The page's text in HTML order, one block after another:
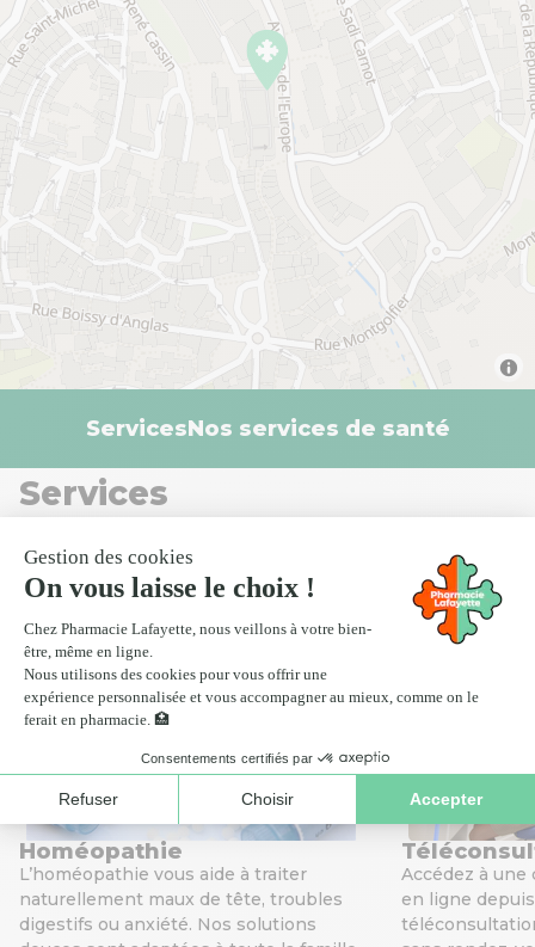
ServicesNos services de santé
Services
Scan ordonnance
Nos services de santé
Homéopathie
L’homéopathie vous aide à traiter
naturellement maux de tête, troubles
digestifs ou anxiété. Nos solutions
Accédez à
en ligne